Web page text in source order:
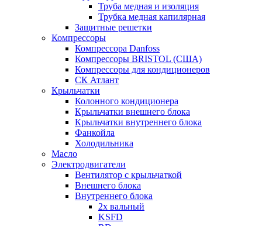
Труба медная и изоляция
Трубка медная капилярная
Защитные решетки
Компрессоры
Компрессора Danfoss
Компрессоры BRISTOL (США)
Компрессоры для кондиционеров
СК Атлант
Крыльчатки
Колонного кондиционера
Крыльчатки внешнего блока
Крыльчатки внутреннего блока
Фанкойла
Холодильника
Масло
Электродвигатели
Вентилятор с крыльчаткой
Внешнего блока
Внутреннего блока
2х вальный
KSFD